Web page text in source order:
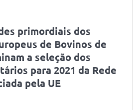
primordiais dos
de Bovinos de
a seleção dos
para 2021 da Rede
pela UE